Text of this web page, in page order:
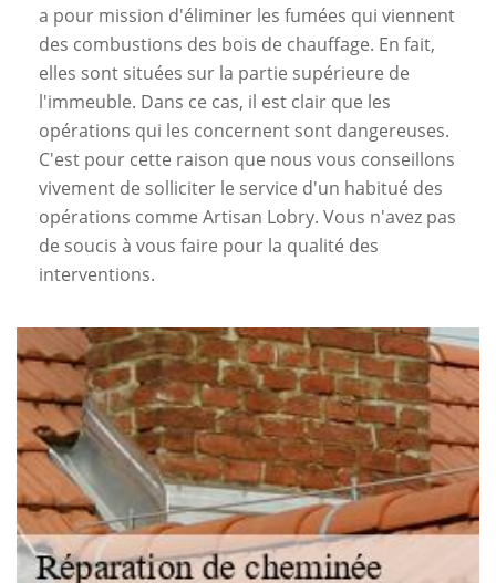
a pour mission d'éliminer les fumées qui viennent
des combustions des bois de chauffage. En fait,
elles sont situées sur la partie supérieure de
l'immeuble. Dans ce cas, il est clair que les
opérations qui les concernent sont dangereuses.
C'est pour cette raison que nous vous conseillons
vivement de solliciter le service d'un habitué des
opérations comme Artisan Lobry. Vous n'avez pas
de soucis à vous faire pour la qualité des
interventions.